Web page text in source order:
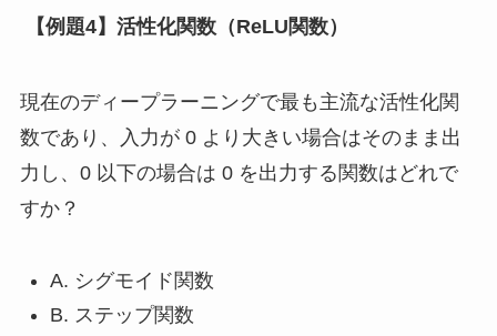
【例題4】活性化関数（ReLU関数）
現在のディープラーニングで最も主流な活性化関
数であり、入力が 0 より大きい場合はそのまま出
力し、0 以下の場合は 0 を出力する関数はどれで
すか？
A. シグモイド関数
B. ステップ関数